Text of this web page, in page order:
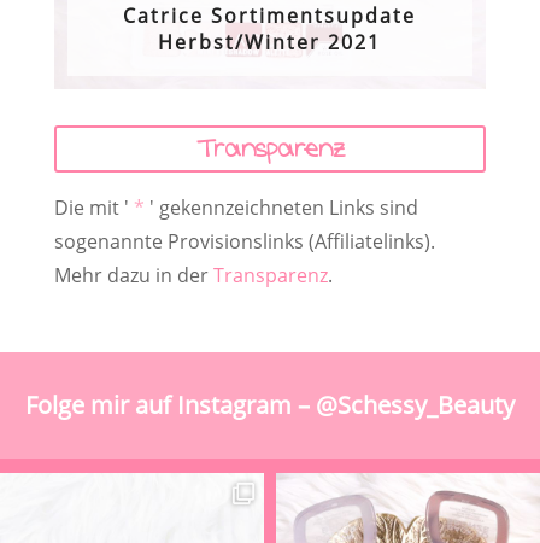
Catrice Sortimentsupdate
Herbst/Winter 2021
Transparenz
Die mit ' * ' gekennzeichneten Links sind
sogenannte Provisionslinks (Affiliatelinks).
Mehr dazu in derTransparenz.
Folge mir auf Instagram – @Schessy_Beauty